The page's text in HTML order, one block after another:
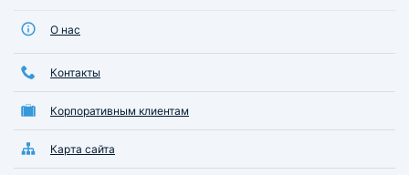
О нас
Контакты
Корпоративным клиентам
Карта сайта